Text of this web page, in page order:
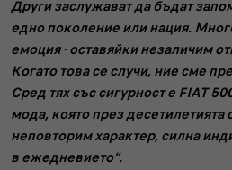
Други заслужават да бъдат
едно поколение или нация.
емоция - оставяйки незаличим
Когато това се случи, ние сме
Сред тях със сигурност е FIAT
мода, която през
неповторим характер, силна
в ежедневието“.